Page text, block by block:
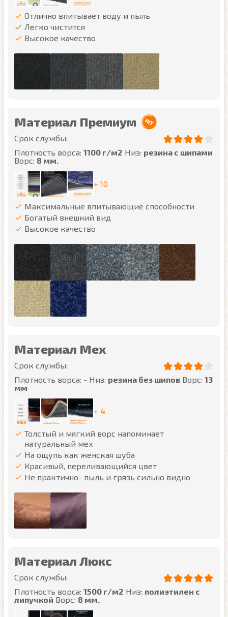
Отлично впитывает воду и пыль
Легко чистится
Высокое качество
Материал Премиум
Срок службы:
Плотность ворса: 1100 г/м2 Низ: резина с шипами
Ворс: 8 мм.
+ 10
Максимальные впитывающие способности
Богатый внешний вид
Высокое качество
Материал Мех
Срок службы:
Плотность ворса: - Низ: резина без шипов Ворс: 13
мм
+ 4
Толстый и мягкий ворс напоминает
натуральный мех
На ощупь как женская шуба
Красивый, переливающийся цвет
Не практично- пыль и грязь сильно видно
Материал Люкс
Срок службы:
Плотность ворса: 1500 г/м2 Низ: полиэтилен с
липучкой Ворс: 8 мм.